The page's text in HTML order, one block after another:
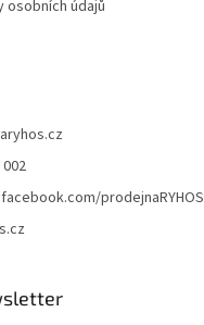
osobních údajů
prodejnaRYHOS